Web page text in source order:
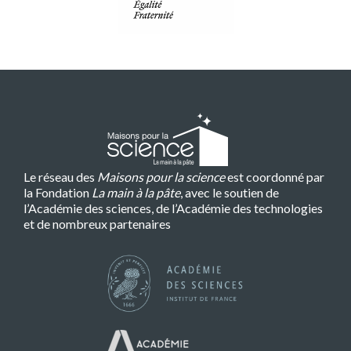
Le réseau des Maisons pour la scienceest coordonné par
la Fondation La main à la pâte, avec le soutien de
l’Académie des sciences, de l’Académie des technologies
et de nombreux partenaires